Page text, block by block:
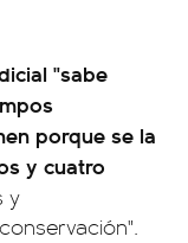
"sabe
porque se la
y cuatro
y